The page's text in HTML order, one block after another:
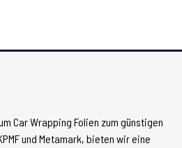
Car Wrapping Folien zum günstigen
und Metamark, bieten wir eine